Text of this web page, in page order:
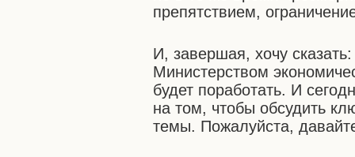
препятствием,
И, завершая, хочу
Министерством
будет поработать. И
на том, чтобы обсудить
темы. Пожалуйста,